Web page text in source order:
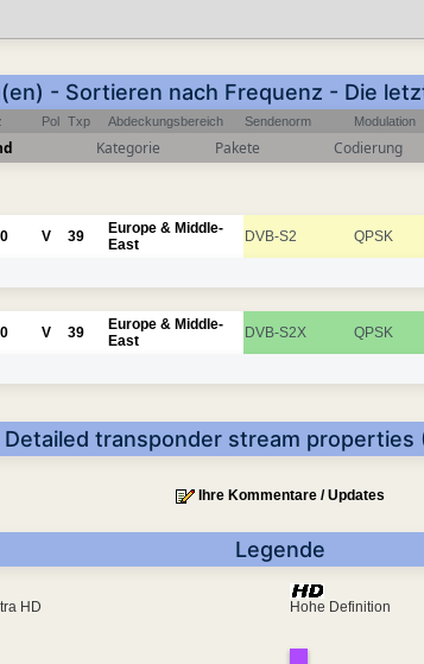
- Sortieren nach Frequenz - Die
Pol Txp Abdeckungsbereich Sendenorm Modulation
Kategorie Pakete Codierung
V 39
Europe & Middle-
East
DVB-S2 QPSK
V 39
Europe & Middle-
East
DVB-S2X QPSK
Detailed transponder stream properties
Ihre Kommentare / Updates
Legende
HD Hohe Definition